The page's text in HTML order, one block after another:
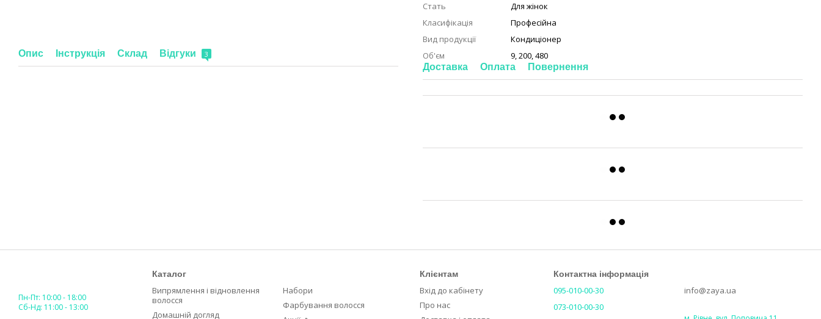
Опис Інструкція Склад Відгуки 3
Стать
Для жінок
Класифікація
Професійна
Вид продукції
Кондиціонер
Об'єм
9, 200, 480
Доставка Оплата Повернення
Пн-Пт: 10:00 - 18:00
Сб-Нд: 11:00 - 13:00
Каталог
Випрямлення і відновлення
волосся
Домашній догляд
Набори
Фарбування волосся
Клієнтам
Вхід до кабінету
Про нас
Контактна інформація
095-010-00-30
073-010-00-30
info@zaya.ua